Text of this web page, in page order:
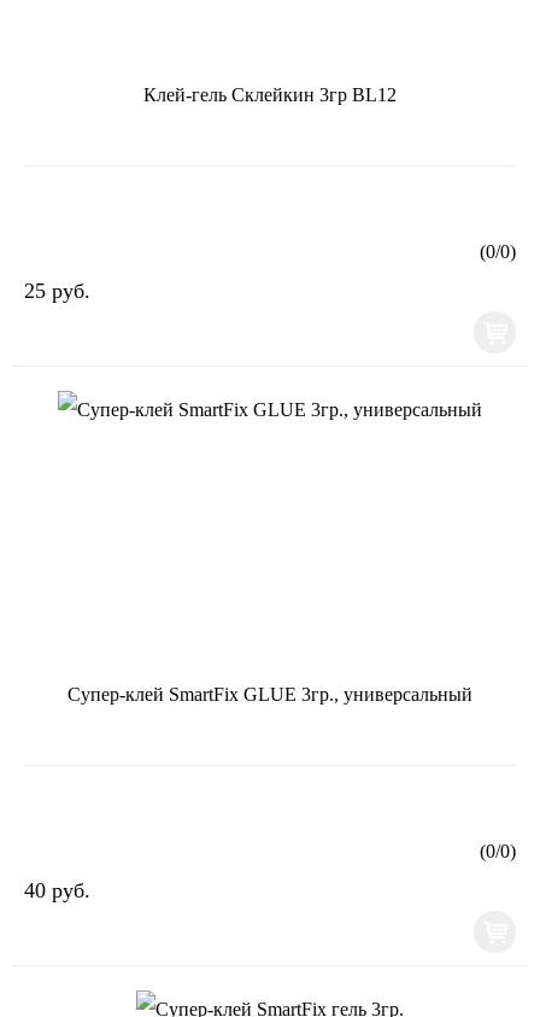
Клей-гель Склейкин 3гр BL12
(0/0)
25 руб.
Супер-клей SmartFix GLUE 3гр., универсальный
(0/0)
40 руб.